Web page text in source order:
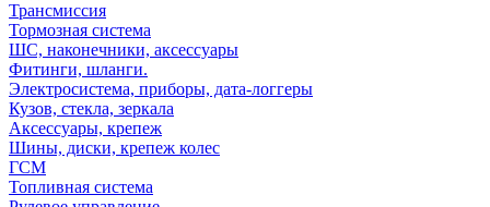
Трансмиссия
Тормозная система
ШС, наконечники, аксессуары
Фитинги, шланги.
Электросистема, приборы, дата-логгеры
Кузов, стекла, зеркала
Аксессуары, крепеж
Шины, диски, крепеж колес
ГСМ
Топливная система